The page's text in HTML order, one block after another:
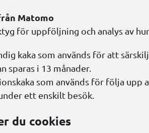
Matomo
för uppföljning och analys av
kaka som används för att
sparas i 13 månader.
som används för följa upp
ett enskilt besök.
du cookies